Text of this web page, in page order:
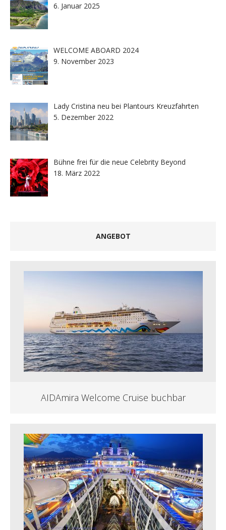
6. Januar 2025
WELCOME ABOARD 2024
9. November 2023
Lady Cristina neu bei Plantours Kreuzfahrten
5. Dezember 2022
Bühne frei für die neue Celebrity Beyond
18. März 2022
ANGEBOT
AIDAmira Welcome Cruise buchbar